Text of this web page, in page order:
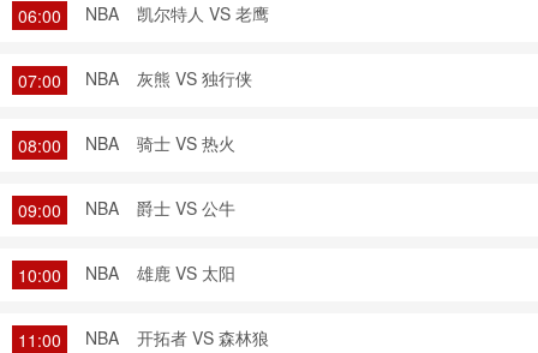
06:00 NBA 凯尔特人 VS 老鹰
07:00 NBA 灰熊 VS 独行侠
08:00 NBA 骑士 VS 热火
09:00 NBA 爵士 VS 公牛
10:00 NBA 雄鹿 VS 太阳
11:00 NBA 开拓者 VS 森林狼